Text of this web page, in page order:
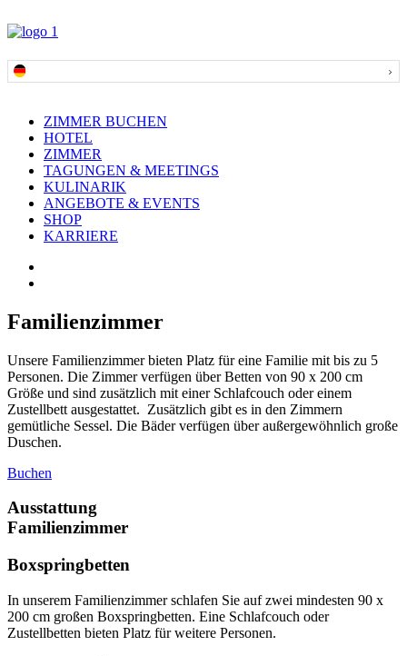
ZIMMER BUCHEN
HOTEL
ZIMMER
TAGUNGEN & MEETINGS
KULINARIK
ANGEBOTE & EVENTS
SHOP
KARRIERE
Familienzimmer
Unsere Familienzimmer bieten Platz für eine Familie mit bis zu 5
Personen. Die Zimmer verfügen über Betten von 90 x 200 cm
Größe und sind zusätzlich mit einer Schlafcouch oder einem
Zustellbett ausgestattet. Zusätzlich gibt es in den Zimmern
gemütliche Sessel. Die Bäder verfügen über außergewöhnlich große
Duschen.
Buchen
Ausstattung
Familienzimmer
Boxspringbetten
In unserem Familienzimmer schlafen Sie auf zwei mindesten 90 x
200 cm großen Boxspringbetten. Eine Schlafcouch oder
Zustellbetten bieten Platz für weitere Personen.